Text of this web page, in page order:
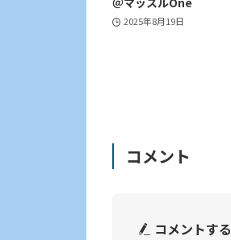
2025年8月19日
コメント
コメントする